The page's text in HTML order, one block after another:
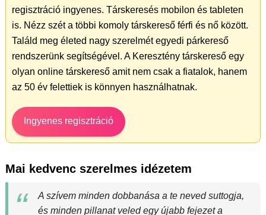
regisztráció ingyenes. Társkeresés mobilon és tableten
is. Nézz szét a többi komoly társkereső férfi és nő között.
Találd meg életed nagy szerelmét egyedi párkereső
rendszerünk segítségével. A Keresztény társkereső egy
olyan online társkereső amit nem csak a fiatalok, hanem
az 50 év felettiek is könnyen használhatnak.
Ingyenes regisztráció
Mai kedvenc szerelmes idézetem
A szívem minden dobbanása a te neved suttogja,
és minden pillanat veled egy újabb fejezet a